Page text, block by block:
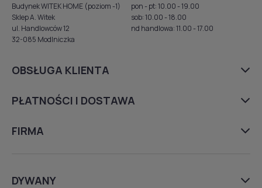
Budynek WITEK HOME (poziom -1)
Sklep A. Witek
ul. Handlowców 12
32-085 Modlniczka
pon - pt: 10.00 - 19.00
sob: 10.00 - 18.00
nd handlowa: 11.00 - 17.00
OBSŁUGA KLIENTA
PŁATNOŚCI I DOSTAWA
FIRMA
DYWANY